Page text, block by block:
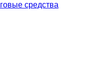
средства